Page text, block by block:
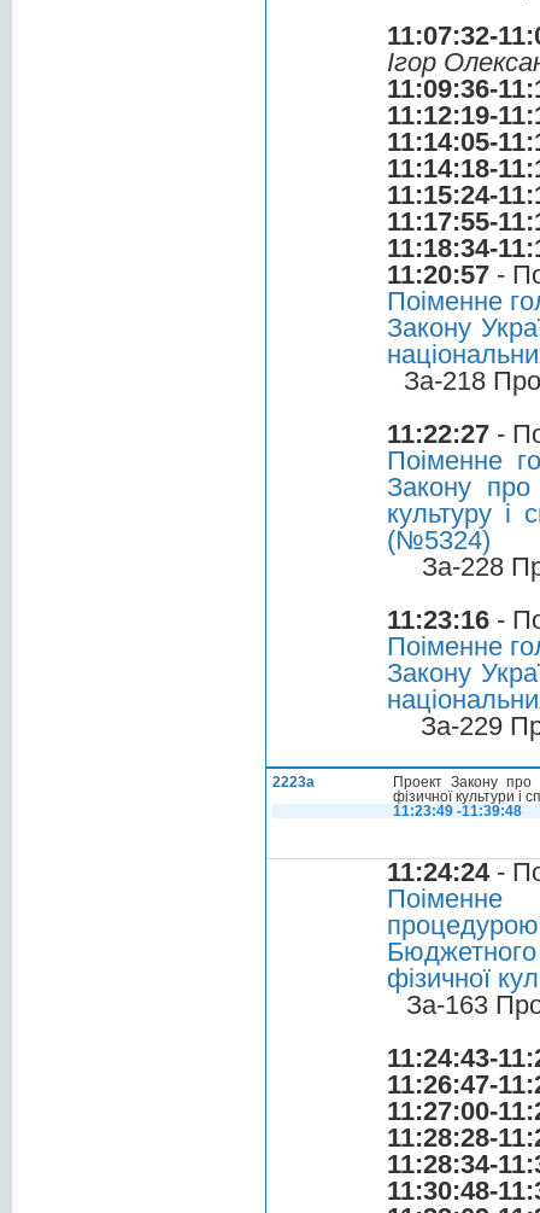
11:07:32-
Ігор
11:09:36-
11:12:19-
11:14:05-
11:14:18-
11:15:24-
11:17:55-
11:18:34-
11:20:57 -
Поіменне
Закону
За-218
11:22:27 -
Поіменне
Закону
культуру і
(№5324)
За-228
11:23:16 -
Поіменне
Закону
За-229
2223а
Проект Закону про
фізичної культури і
11:23:49 -11:39:48
11:24:24-
Поіменне
фізичної
За-163
11:24:43-
11:26:47-
11:27:00-
11:28:28-
11:28:34-
11:30:48-